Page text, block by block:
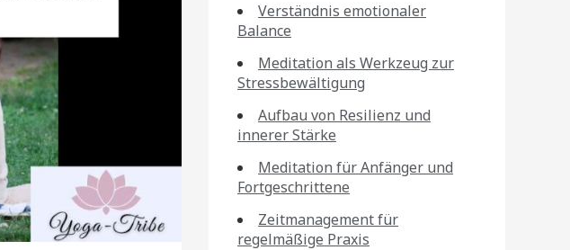
Verständnis emotionaler
Balance
Meditation als Werkzeug zur
Stressbewältigung
Aufbau von Resilienz und
innerer Stärke
Meditation für Anfänger und
Fortgeschrittene
Zeitmanagement für
regelmäßige Praxis